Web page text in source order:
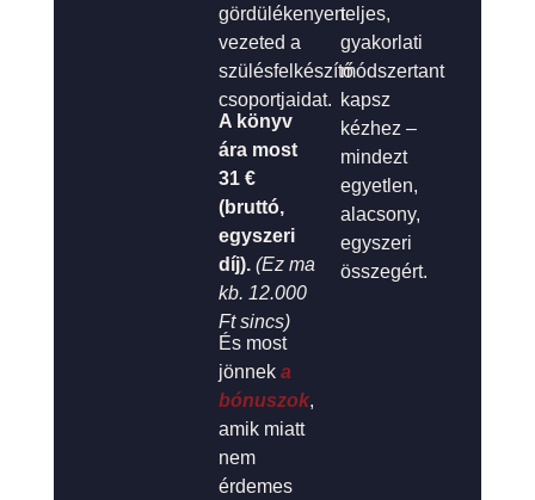
gördülékenyen
vezeted a
szülésfelkészítő
csoportjaidat.
A könyv
ára most
31 €
(bruttó,
egyszeri
díj). (Ez ma
kb. 12.000
Ft sincs)
És most
jönnek a
bónuszok,
amik miatt
nem
érdemes
teljes,
gyakorlati
módszertant
kapsz
kézhez –
mindezt
egyetlen,
alacsony,
egyszeri
összegért.